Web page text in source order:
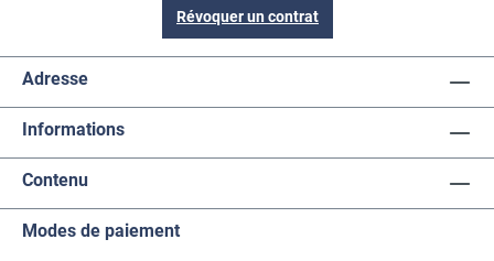
Révoquer un contrat
Adresse
Informations
Contenu
Modes de paiement